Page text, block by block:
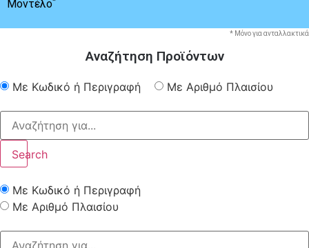
Μοντέλο
* Μόνο για ανταλλακτικά
Αναζήτηση Προϊόντων
Με Κωδικό ή Περιγραφή Με Αριθμό Πλαισίου
Search
Με Κωδικό ή Περιγραφή
Με Αριθμό Πλαισίου